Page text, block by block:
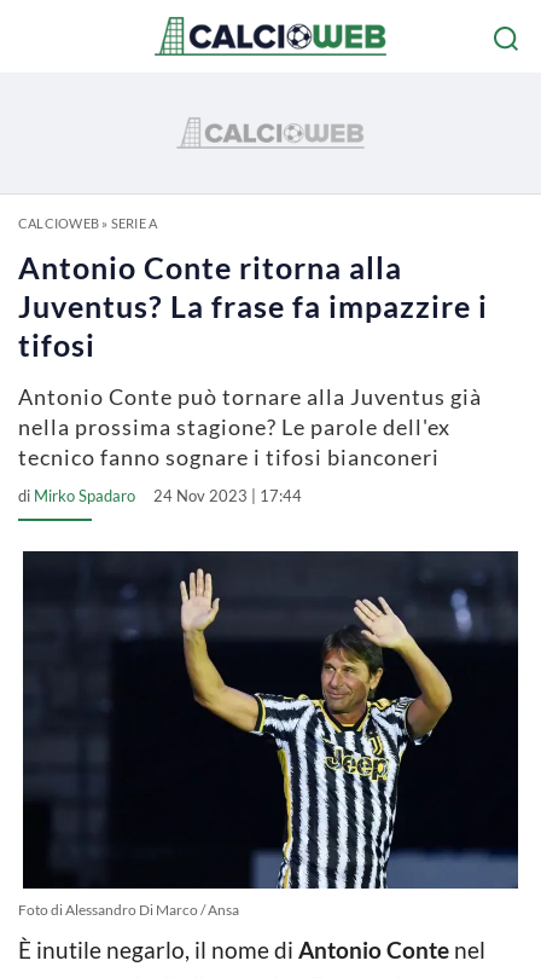
CALCIOWEB» SERIE A
Antonio Conte ritorna alla
Juventus? La frase fa impazzire i
tifosi
Antonio Conte può tornare alla Juventus già
nella prossima stagione? Le parole dell'ex
tecnico fanno sognare i tifosi bianconeri
di Mirko Spadaro 24 Nov 2023 | 17:44
Foto di Alessandro Di Marco / Ansa
È inutile negarlo, il nome di Antonio Conte nel